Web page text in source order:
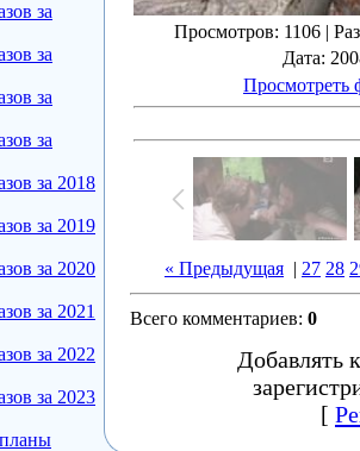
за
за
за
за
за 2018
за 2019
за 2020
за 2021
за 2022
за 2023
Просмотров: 1106 |
Дата:
Просмотреть
« Предыдущая | 27 28
Всего комментариев: 0
Добавлять
[